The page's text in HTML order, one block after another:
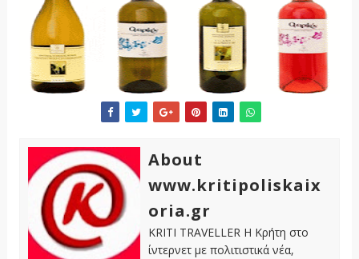
About
www.kritipoliskaix
oria.gr
KRITI TRAVELLER Η Κρήτη στο
ίντερνετ με πολιτιστικά νέα,